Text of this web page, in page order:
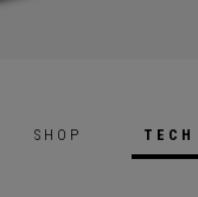
SHOP TECH